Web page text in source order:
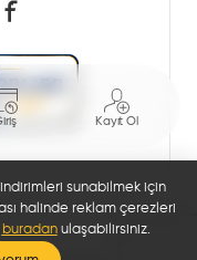
Kayıt Ol
sunabilmek için
halinde reklam çerezleri
buradanulaşabilirsiniz.